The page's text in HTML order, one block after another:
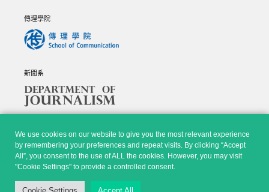
We use cookies on our website to give you the most relevant experience
by remembering your preferences and repeat visits. By clicking “Accept
All”, you consent to the use of ALL the cookies. However, you may visit
"Cookie Settings" to provide a controlled consent.
傳理學院
新聞系
© Copyright 2026 - 香港浸會大學傳理學院, 新聞系 | Privacy